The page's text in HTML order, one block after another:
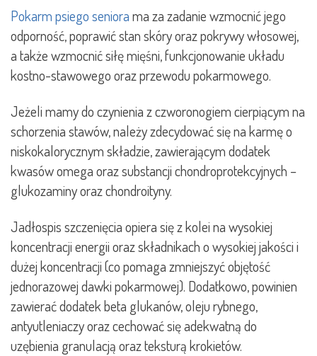
Pokarm psiego seniorama za zadanie wzmocnić jego
odporność, poprawić stan skóry oraz pokrywy włosowej,
a także wzmocnić siłę mięśni, funkcjonowanie układu
kostno-stawowego oraz przewodu pokarmowego.
Jeżeli mamy do czynienia z czworonogiem cierpiącym na
schorzenia stawów, należy zdecydować się na karmę o
niskokalorycznym składzie, zawierającym dodatek
kwasów omega oraz substancji chondroprotekcyjnych –
glukozaminy oraz chondroityny.
Jadłospis szczenięcia opiera się z kolei na wysokiej
koncentracji energii oraz składnikach o wysokiej jakości i
dużej koncentracji (co pomaga zmniejszyć objętość
jednorazowej dawki pokarmowej). Dodatkowo, powinien
zawierać dodatek beta glukanów, oleju rybnego,
antyutleniaczy oraz cechować się adekwatną do
uzębienia granulacją oraz teksturą krokietów.